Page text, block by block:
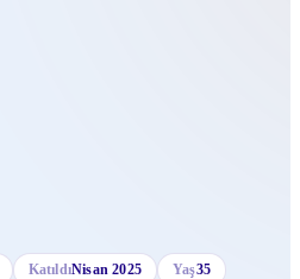
KatıldıNisan 2025 Yaş35